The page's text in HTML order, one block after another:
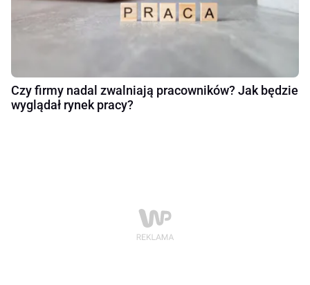
Czy firmy nadal zwalniają pracowników? Jak będzie
wyglądał rynek pracy?